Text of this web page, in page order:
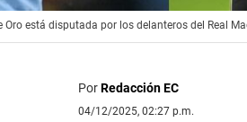
Oro está disputada por los delanteros del Real
PorRedacción EC
04/12/2025, 02:27 p.m.